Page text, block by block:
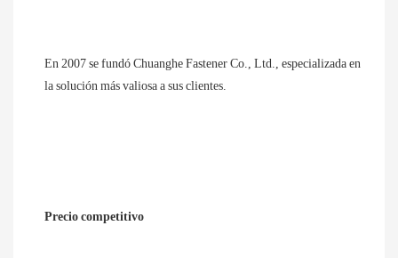
En 2007 se fundó Chuanghe Fastener Co., Ltd., especializada en la
la solución más valiosa a sus clientes.
Precio competitivo